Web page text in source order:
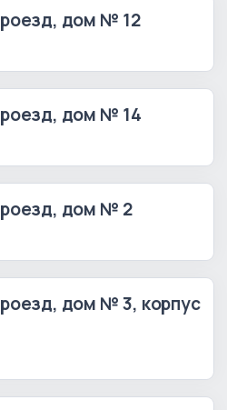
дом № 12
дом № 14
дом № 2
дом № 3, корпус